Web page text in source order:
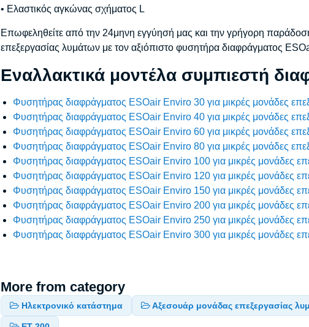
• Ελαστικός αγκώνας σχήματος L
Επωφεληθείτε από την 24μηνη εγγύησή μας και την γρήγορη
επεξεργασίας λυμάτων με τον αξιόπιστο φυσητήρα διαφράγματος
Εναλλακτικά μοντέλα συμπιεστή
Φυσητήρας διαφράγματος ESOair Enviro 30 για μικρές μονάδες
Φυσητήρας διαφράγματος ESOair Enviro 40 για μικρές μονάδες
Φυσητήρας διαφράγματος ESOair Enviro 60 για μικρές μονάδες
Φυσητήρας διαφράγματος ESOair Enviro 80 για μικρές μονάδες
Φυσητήρας διαφράγματος ESOair Enviro 100 για μικρές μονάδες
Φυσητήρας διαφράγματος ESOair Enviro 120 για μικρές μονάδες
Φυσητήρας διαφράγματος ESOair Enviro 150 για μικρές μονάδες
Φυσητήρας διαφράγματος ESOair Enviro 200 για μικρές μονάδες
Φυσητήρας διαφράγματος ESOair Enviro 250 για μικρές μονάδες
Φυσητήρας διαφράγματος ESOair Enviro 300 για μικρές μονάδες
More from category
Ηλεκτρονικό κατάστημα Αξεσουάρ μονάδας επεξεργασίας